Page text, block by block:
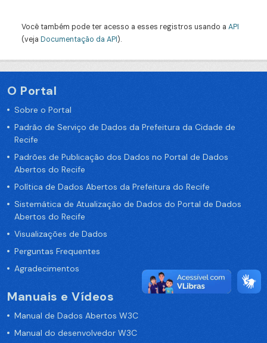
Você também pode ter acesso a esses registros usando a API
(veja Documentação da API).
O Portal
Sobre o Portal
Padrão de Serviço de Dados da Prefeitura da Cidade de
Recife
Padrões de Publicação dos Dados no Portal de Dados
Abertos do Recife
Política de Dados Abertos da Prefeitura do Recife
Sistemática de Atualização de Dados do Portal de Dados
Abertos do Recife
Visualizações de Dados
Perguntas Frequentes
Agradecimentos
Manuais e Vídeos
Manual de Dados Abertos W3C
Manual do desenvolvedor W3C